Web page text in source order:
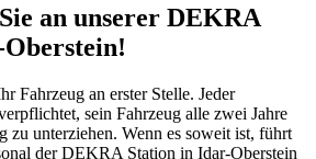
an unserer DEKRA
Fahrzeug an erster Stelle. Jeder
sein Fahrzeug alle zwei Jahre
zu unterziehen. Wenn es soweit ist, führt
der DEKRA Station in Idar-Oberstein